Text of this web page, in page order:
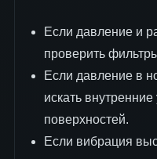
Если давление и
проверить
Если давление в
искать
поверхностей.
Если вибрация